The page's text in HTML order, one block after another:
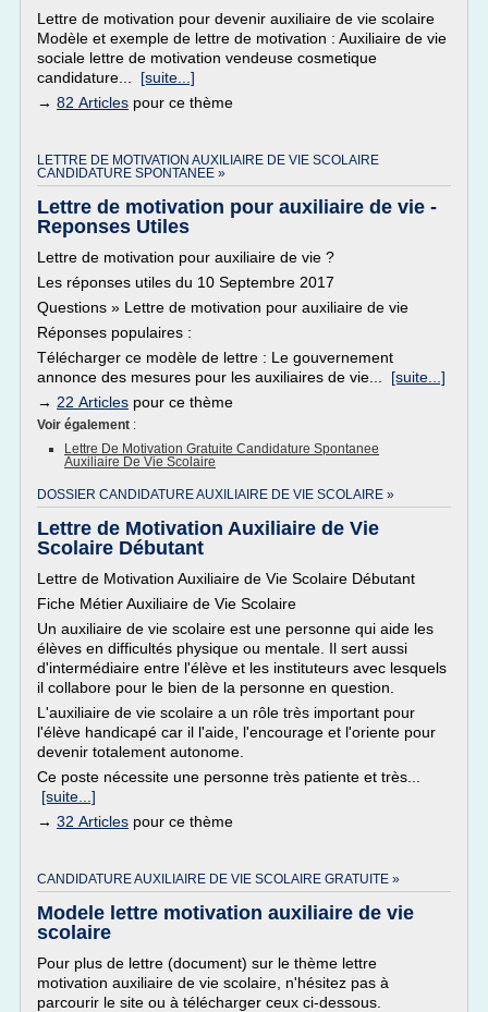
Lettre de motivation pour devenir auxiliaire de vie scolaire
Modèle et exemple de lettre de motivation : Auxiliaire de vie
sociale lettre de motivation vendeuse cosmetique
candidature... [suite...]
→ 82 Articles pour ce thème
LETTRE DE MOTIVATION AUXILIAIRE DE VIE SCOLAIRE
CANDIDATURE SPONTANEE »
Lettre de motivation pour auxiliaire de vie -
Reponses Utiles
Lettre de motivation pour auxiliaire de vie ?
Les réponses utiles du 10 Septembre 2017
Questions » Lettre de motivation pour auxiliaire de vie
Réponses populaires :
Télécharger ce modèle de lettre : Le gouvernement
annonce des mesures pour les auxiliaires de vie... [suite...]
→ 22 Articles pour ce thème
Voir également :
Lettre De Motivation Gratuite Candidature Spontanee
Auxiliaire De Vie Scolaire
DOSSIER CANDIDATURE AUXILIAIRE DE VIE SCOLAIRE »
Lettre de Motivation Auxiliaire de Vie
Scolaire Débutant
Lettre de Motivation Auxiliaire de Vie Scolaire Débutant
Fiche Métier Auxiliaire de Vie Scolaire
Un auxiliaire de vie scolaire est une personne qui aide les
élèves en difficultés physique ou mentale. Il sert aussi
d'intermédiaire entre l'élève et les instituteurs avec lesquels
il collabore pour le bien de la personne en question.
L'auxiliaire de vie scolaire a un rôle très important pour
l'élève handicapé car il l'aide, l'encourage et l'oriente pour
devenir totalement autonome.
Ce poste nécessite une personne très patiente et très...
[suite...]
→ 32 Articles pour ce thème
CANDIDATURE AUXILIAIRE DE VIE SCOLAIRE GRATUITE »
Modele lettre motivation auxiliaire de vie
scolaire
Pour plus de lettre (document) sur le thème lettre
motivation auxiliaire de vie scolaire, n'hésitez pas à
parcourir le site ou à télécharger ceux ci-dessous.